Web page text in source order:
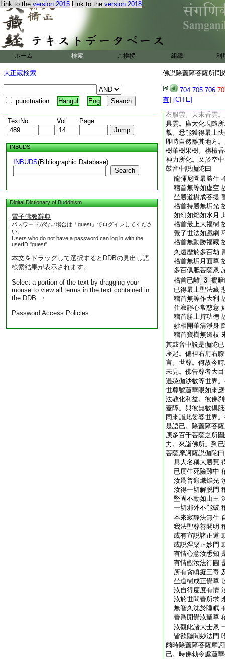
Link to the version 2015 Link to the version 2018
ホーム 検索 ご挨拶 組織 利
大正蔵検索
punctuation Hangul Eng
TextNo. Vol. Page
INBUDS
INBUDS(Bibliographic Database)
Search
Digital Dictionary of Buddhism
電子佛教辭典
パスワードがない場合は「guest」でログインしてくださ
い。
Users who do not have a password can log in with the
userID "guest".
本文をドラッグして選択するとDDBの見出し語
検索結果が表示されます。
Select a portion of the text by dragging your
mouse to view all terms in the text contained in
the DDB. ・
Password Access Policies
佛説除蓋障菩薩所問
704 705 706
有] [CITE]
佛説除蓋障菩薩所
＊西天譯經三藏
卿傳梵大師 ＊賜紫
奉
爾時除蓋障菩薩摩
於此象頭之山去山
現殊妙寶網。遍覆
雨衆天華。及天果
衣服雲。天末香雲
具雲。廣大化現隨
覩。悉能獲得最上
即時自然離其地方
樹華樹果樹。栴檀
神力所化。又於空
鼓音中説伽陀曰
龍彌尼園最勝生
稽首無等如虚空
坐勝道樹成菩提
稽首持勝無垢光
如幻如焔如水月
稽首最上大福樹
覺了世法如戲劇
稽首無動勝福藏
久遠歴於多百劫
稽首無垢月面尊
多百倶胝菩薩衆
稽首已離 3 癡
已得最上聖法藏
稽首無等作大利
住寂靜心常慈意
稽首勝上持功徳
妙相開華清淨身
稽首寶樹無邊枝
其鼓音中説是伽陀
座起。偏袒右肩右
言。世尊。何故今
未見。佛告尊者大
過殑伽沙數等世界
世尊號蓮華眼如來
法教化利益。彼佛
蓋障。與彼無數倶
同來詣此娑婆世界
是語已。除蓋障菩
庾多百千菩薩之所
力。來詣佛所。到
菩薩摩訶薩説伽陀曰
具大名稱大勝慧
已度生死險難中
汝爲普遍熾焔光
汝得一切解脱門
堅固不動如山王
一切邪外不能破
本來寂靜法無生
我法聖尊善開明
或有宣説諸正道
或説涅槃正妙門
有情心意汝悉知
有情觀汝法行圓
所有貪瞋癡三毒
坐道樹成正覺尊
汝自得度度有情
汝於世間善所求
無智久沈於睡眠
善爲開覺汝聖尊
汝觀此諸大士衆
皆欲聽聞妙法門
爾時除蓋障菩薩摩
已。時佛勅令處蓮